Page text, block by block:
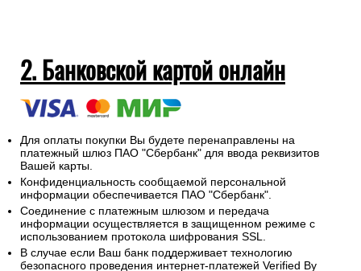
2. Банковской картой онлайн
Для оплаты покупки Вы будете перенаправлены на
платежный шлюз ПАО "Сбербанк" для ввода реквизитов
Вашей карты.
Конфиденциальность сообщаемой персональной
информации обеспечивается ПАО "Сбербанк".
Соединение с платежным шлюзом и передача
информации осуществляется в защищенном режиме с
использованием протокола шифрования SSL.
В случае если Ваш банк поддерживает технологию
безопасного проведения интернет-платежей Verified By